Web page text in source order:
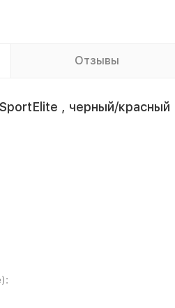
Отзывы
, черный/красный